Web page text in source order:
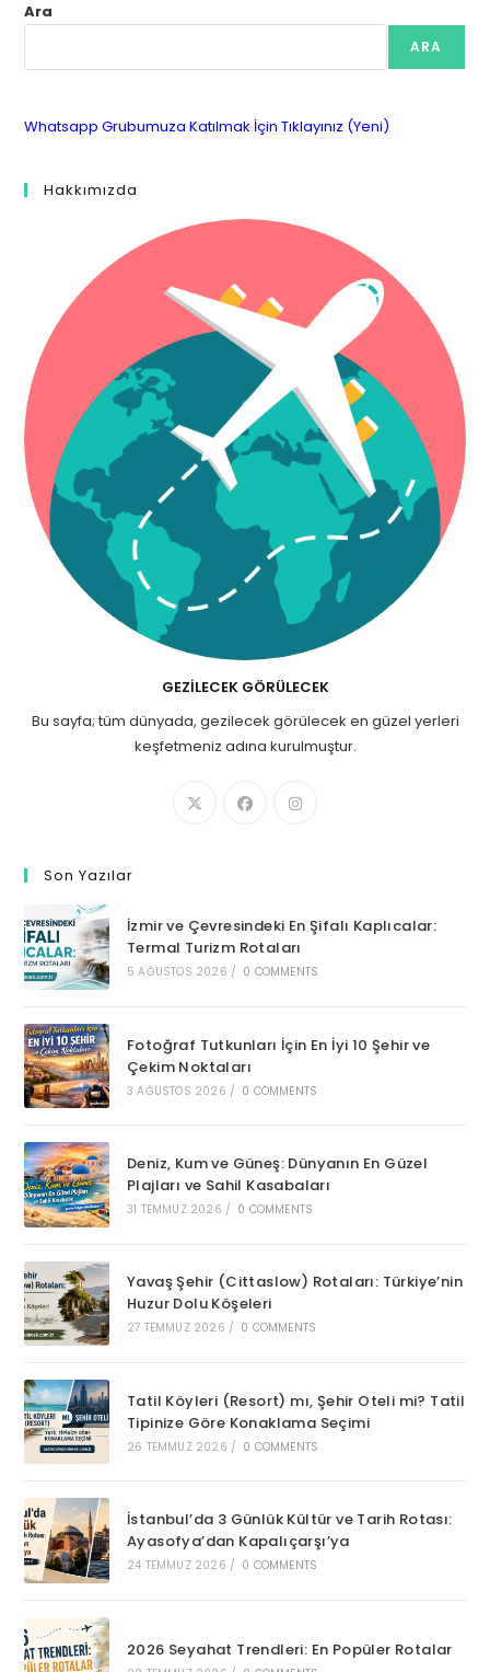
Ara
ARA
Whatsapp Grubumuza Katılmak İçin Tıklayınız (Yeni)
Hakkımızda
GEZILECEK GÖRÜLECEK
Bu sayfa; tüm dünyada, gezilecek görülecek en güzel yerleri
keşfetmeniz adına kurulmuştur.
Son Yazılar
İzmir ve Çevresindeki En Şifalı Kaplıcalar:
Termal Turizm Rotaları
5 AĞUSTOS 2026 / 0 COMMENTS
Fotoğraf Tutkunları İçin En İyi 10 Şehir ve
Çekim Noktaları
3 AĞUSTOS 2026 / 0 COMMENTS
Deniz, Kum ve Güneş: Dünyanın En Güzel
Plajları ve Sahil Kasabaları
31 TEMMUZ 2026 / 0 COMMENTS
Yavaş Şehir (Cittaslow) Rotaları: Türkiye’nin
Huzur Dolu Köşeleri
27 TEMMUZ 2026 / 0 COMMENTS
Tatil Köyleri (Resort) mı, Şehir Oteli mi? Tatil
Tipinize Göre Konaklama Seçimi
26 TEMMUZ 2026 / 0 COMMENTS
İstanbul’da 3 Günlük Kültür ve Tarih Rotası:
Ayasofya’dan Kapalıçarşı’ya
24 TEMMUZ 2026 / 0 COMMENTS
2026 Seyahat Trendleri: En Popüler Rotalar